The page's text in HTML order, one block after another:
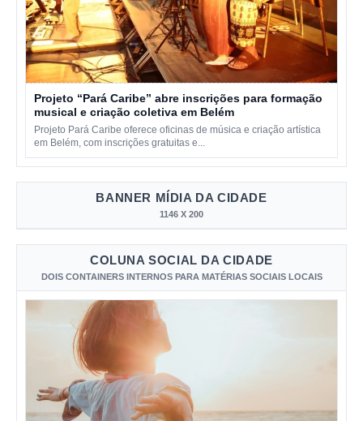
Projeto “Pará Caribe” abre inscrições para formação
musical e criação coletiva em Belém
Projeto Pará Caribe oferece oficinas de música e criação artística
em Belém, com inscrições gratuitas e...
BANNER MÍDIA DA CIDADE
1146 X 200
COLUNA SOCIAL DA CIDADE
DOIS CONTAINERS INTERNOS PARA MATÉRIAS SOCIAIS LOCAIS